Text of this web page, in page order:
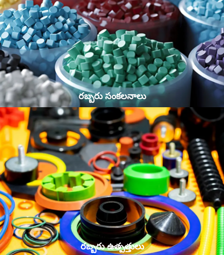
రబ్బరు సంకలనాలు
రబ్బరు ఉత్పత్తులు